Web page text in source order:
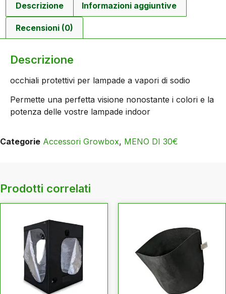
Descrizione Informazioni aggiuntive
Recensioni (0)
Descrizione
occhiali protettivi per lampade a vapori di sodio
Permette una perfetta visione nonostante i colori e la
potenza delle vostre lampade indoor
Categorie Accessori Growbox, MENO DI 30€
Prodotti correlati